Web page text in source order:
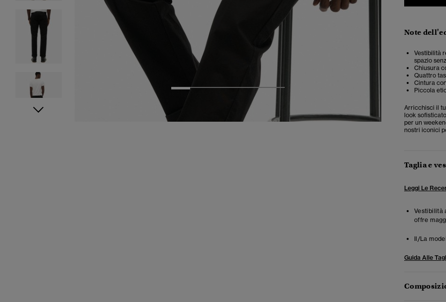
5
Note
Vestibilità
spazio
Chiusura
Quattro
Cintura
Piccola
Arricchisci il
look
per un
nostri iconici
Taglia e
Leggi Le
Vestibilità
offre
Il/La
Guida Alle